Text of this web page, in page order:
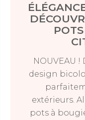
NOUVEAU
design
extérieurs.
pots à